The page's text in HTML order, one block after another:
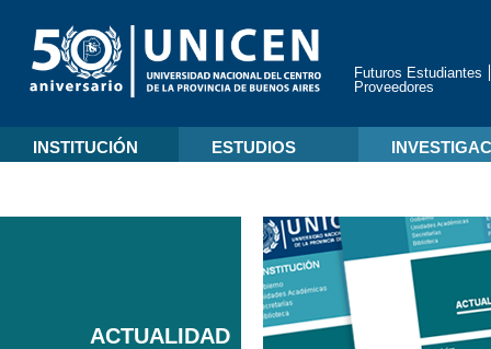
Futuros Estudiantes
Proveedores
INSTITUCIÓN ESTUDIOS
ACTUALIDAD